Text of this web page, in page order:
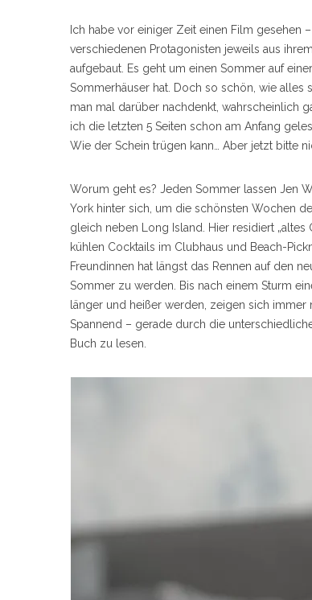
Ich habe vor einiger Zeit einen Film gesehen
verschiedenen Protagonisten jeweils aus
aufgebaut. Es geht um einen Sommer auf
Sommerhäuser hat. Doch so schön, wie alles
man mal darüber nachdenkt, wahrscheinlich
ich die letzten 5 Seiten schon am Anfang
Wie der Schein trügen kann… Aber jetzt bitte
Worum geht es? Jeden Sommer lassen Jen
York hinter sich, um die schönsten Wochen
gleich neben Long Island. Hier residiert „altes
kühlen Cocktails im Clubhaus und Beach-
Freundinnen hat längst das Rennen auf den
Sommer zu werden. Bis nach einem Sturm
länger und heißer werden, zeigen sich
Spannend – gerade durch die
Buch zu lesen.